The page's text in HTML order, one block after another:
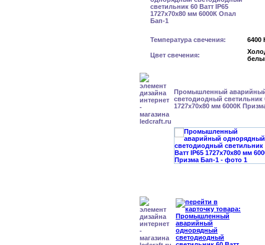
Температура свечения: 6400
Цвет свечения:
Промышленный
светодиодный светильник
1727x70x80 мм 6000К